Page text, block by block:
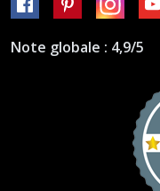
Note globale : 4,9/5